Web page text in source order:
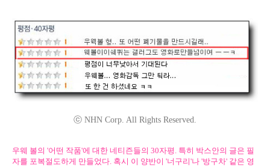
ⓒ NHN Corp. All Rights Reserved.
우웨 볼의 '어떤 작품'에 대한 네티즌들의 30자평. 특히 박스안의 글은 필
자를 포복절도하게 만들었다. 혹시 이 양반이 '너구리'나 '방구차' 같은 영